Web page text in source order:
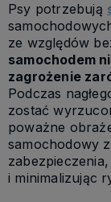
Psy potrzebują
ze względów
samochodem
zagrożenie
Podczas
zostać
poważne
samochodowy
i minimalizując